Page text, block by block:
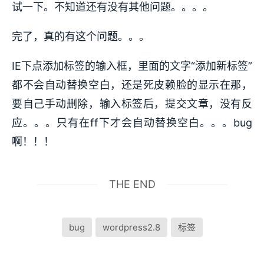
试一下。不知道还有没有其他问题。。。。
完了，真的有这个问题。。。
IE下点添加标签的输入框，里面的文字“添加新标签”
都不会自动替换空白，还是死皮赖脸的显示在那，
要自己手动删除，输入标签后，提交文章，没有反
应。。。只有在ff下才会自动替换空白。。。bug
啊！！！
THE END
bug wordpress2.8 标签